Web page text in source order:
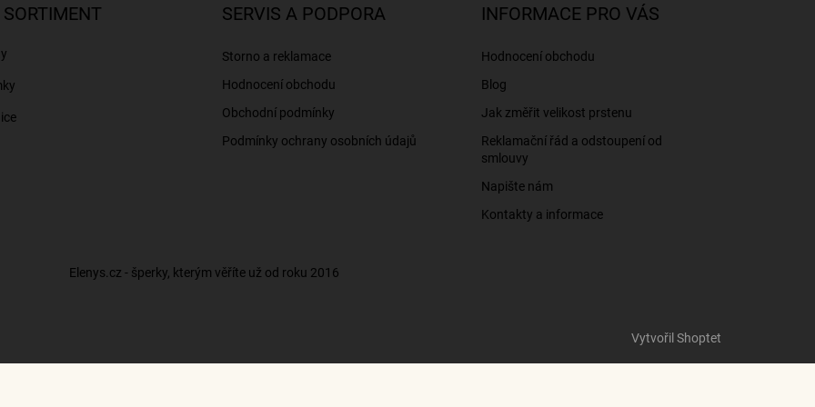
SERVIS A PODPORA
Storno a reklamace
Hodnocení obchodu
Obchodní podmínky
Podmínky ochrany osobních údajů
INFORMACE PRO VÁS
Hodnocení obchodu
Blog
Jak změřit velikost prstenu
Reklamační řád a odstoupení od
smlouvy
Napište nám
Kontakty a informace
Elenys.cz - šperky, kterým věříte už od roku 2016
Vytvořil Shoptet